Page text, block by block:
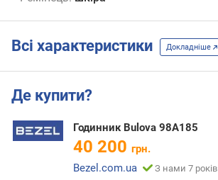
Всі характеристики Докладніше
Де купити?
Годинник Bulova 98A185
40 200 грн.
Bezel.com.ua
З нами 7 років